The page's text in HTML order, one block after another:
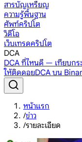
สารบัญเหรียญ
ความรู้พื้นฐาน
ศัพท์คริปโต
วิดีโอ
เว็บเทรดคริปโต
DCA
DCA ที่ไหนดี — เทียบกร
ให้ติดดอยDCA บน
หน้าแรก
/ข่าว
/รายละเอียด